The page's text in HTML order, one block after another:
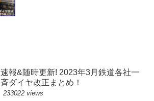
速報&随時更新! 2023年3月鉄道各社一
斉ダイヤ改正まとめ！
233022 views